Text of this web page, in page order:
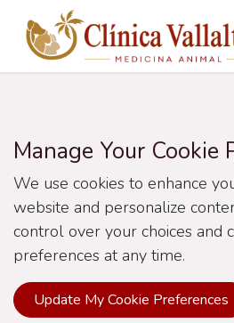
Skip to Content
Manage Your Cookie
We use cookies to enhance
website and personalize
control over your choices and
preferences at any time.
Update My Cookie Preferences